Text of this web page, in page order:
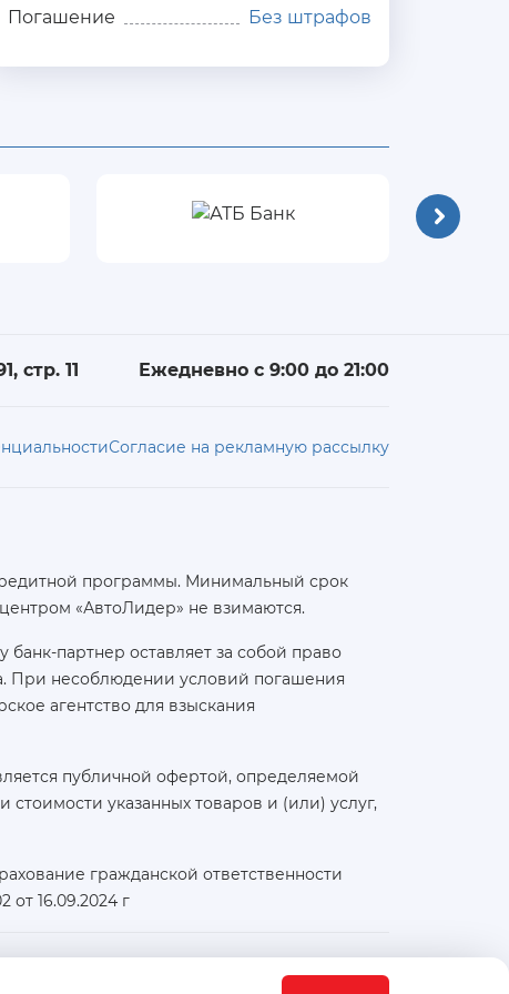
Погашение Без штрафов
стр. 11 Ежедневно с 9:00 до 21:00
Согласие на рекламную рассылку
кредитной программы. Минимальный срок
«АвтоЛидер» не взимаются.
партнер оставляет за собой право
При несоблюдении условий погашения
агентство для взыскания
публичной офертой, определяемой
указанных товаров и (или) услуг,
гражданской ответственности
16.09.2024 г